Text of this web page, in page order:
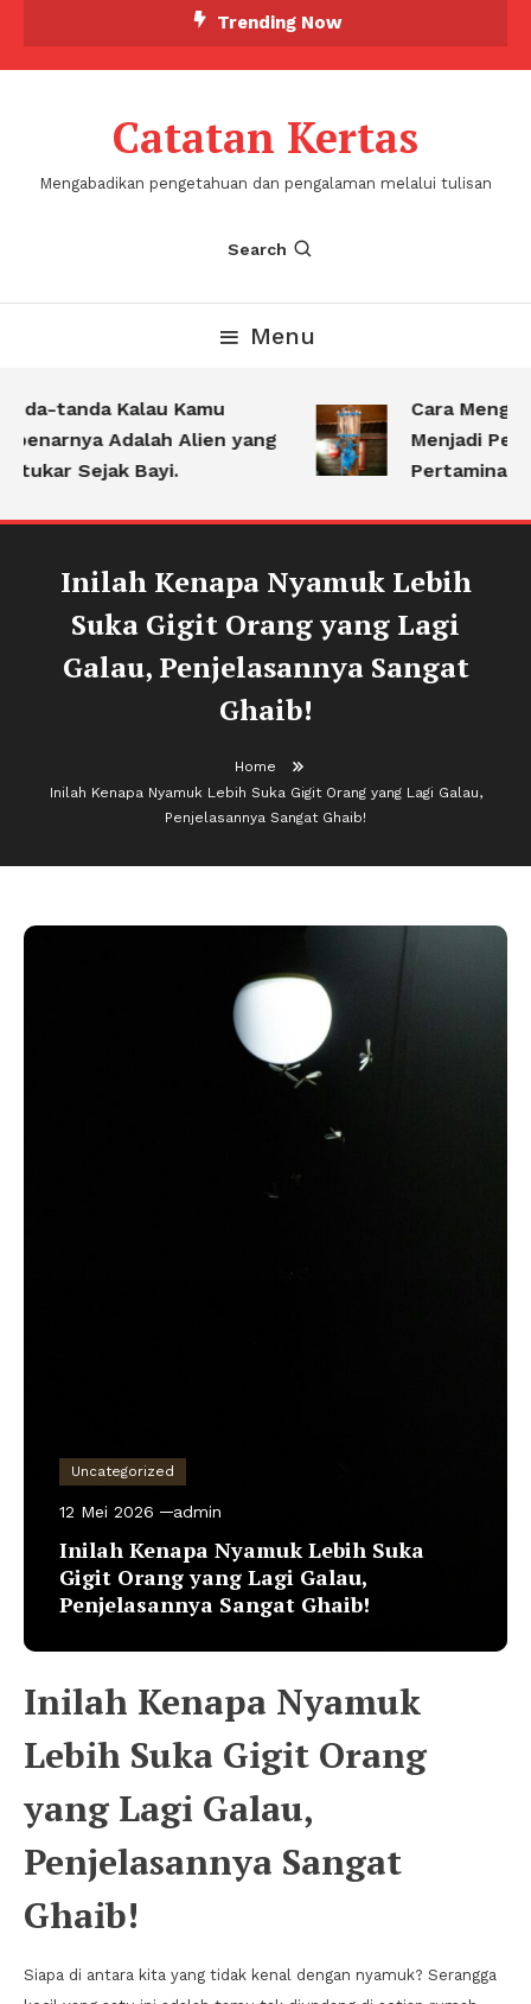
Trending Now
Catatan Kertas
Mengabadikan pengetahuan dan pengalaman melalui tulisan
Search
Menu
tanda Kalau Kamu
Adalah Alien yang
Sejak Bayi.
Cara
Menjadi
Pertamina
Inilah Kenapa Nyamuk Lebih
Suka Gigit Orang yang Lagi
Galau, Penjelasannya Sangat
Ghaib!
Home
Inilah Kenapa Nyamuk Lebih Suka Gigit Orang yang Lagi Galau,
Penjelasannya Sangat Ghaib!
Uncategorized
12 Mei 2026 admin
Inilah Kenapa Nyamuk Lebih Suka
Gigit Orang yang Lagi Galau,
Penjelasannya Sangat Ghaib!
Inilah Kenapa Nyamuk
Lebih Suka Gigit Orang
yang Lagi Galau,
Penjelasannya Sangat
Ghaib!
Siapa di antara kita yang tidak kenal dengan nyamuk? Serangga